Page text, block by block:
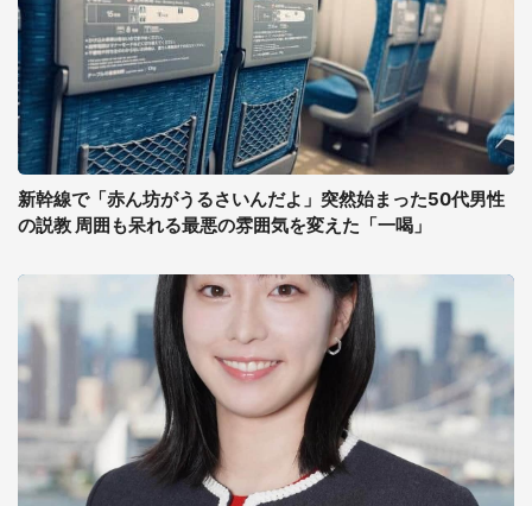
新幹線で「赤ん坊がうるさいんだよ」突然始まった50代男性
の説教 周囲も呆れる最悪の雰囲気を変えた「一喝」